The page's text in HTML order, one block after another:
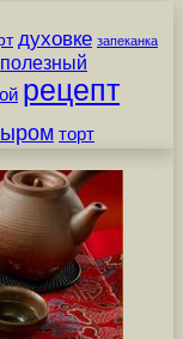
духовке запеканка
полезный
рецепт
торт